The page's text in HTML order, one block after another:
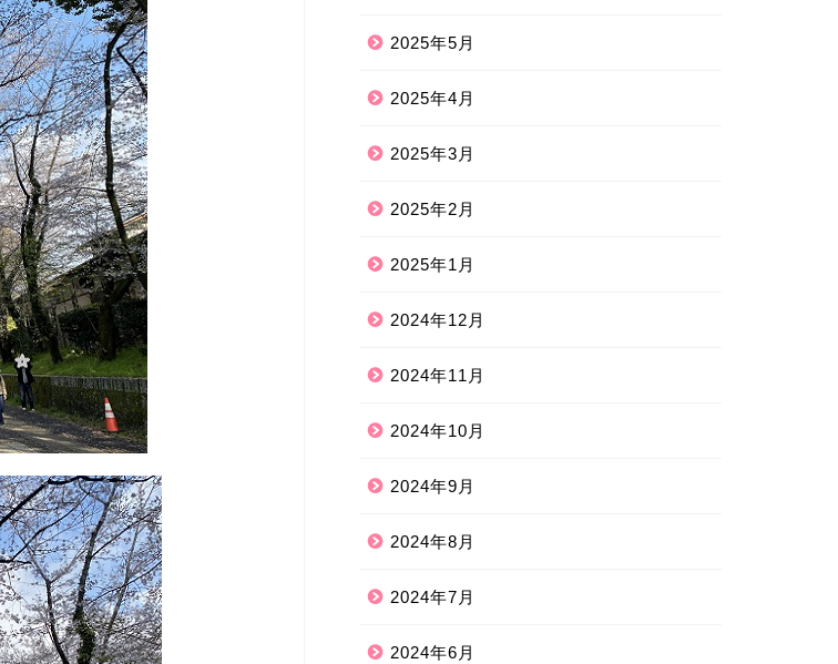
2025年5月
2025年4月
2025年3月
2025年2月
2025年1月
2024年12月
2024年11月
2024年10月
2024年9月
2024年8月
2024年7月
2024年6月